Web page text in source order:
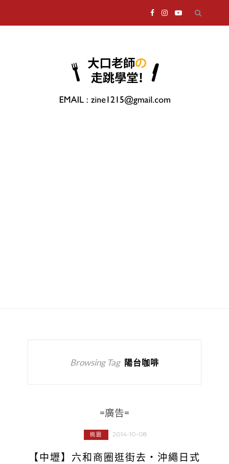
Browsing Tag 陽台咖啡
=廣告=
桃園 2014-10-08
【中壢】六和商圈逛街去‧沖繩日式